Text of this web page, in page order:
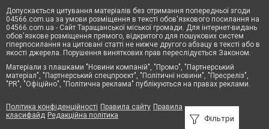
Фільтри
Допускається цитування матеріалів без отримання попередньої згоди
04566.com.ua за умови розміщення в тексті обов'язкового посилання на
04566.com.ua - Cайт Таращанської міської громади. Для інтернет-видань
обов'язкове розміщення прямого, відкритого для пошукових систем
гіперпосилання на цитовані статті не нижче другого абзацу в тексті або в
якості джерела. Порушення виняткових прав переслідується Законом.
Матеріали з плашками "Новини компаній", "Промо", "Партнерський
матеріал", "Партнерський спецпроєкт", "Політичні новини", "Пресреліз",
"PR", "Офіційно", "Політична реклама" публікуються на правах реклами.
Політика конфіденційності Правила сайту Правила
класифайд Редакційна політика